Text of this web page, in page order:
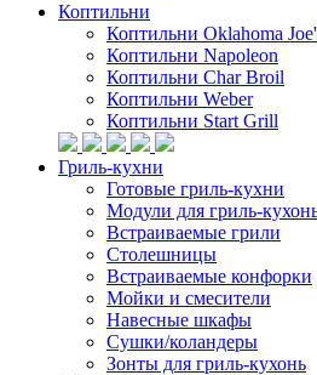
Коптильни
Коптильни Oklahoma
Коптильни Napoleon
Коптильни Char Broil
Коптильни Weber
Коптильни Start Grill
Гриль-кухни
Готовые гриль-кухни
Модули для гриль-
Встраиваемые грили
Столешницы
Встраиваемые конфорки
Мойки и смесители
Навесные шкафы
Сушки/коландеры
Зонты для гриль-кухонь